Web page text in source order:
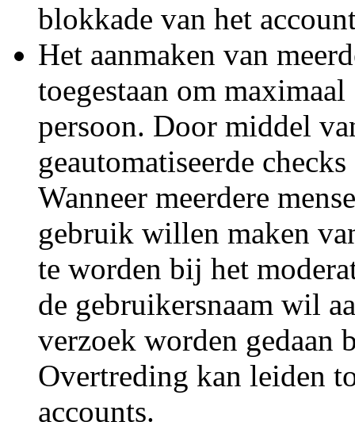
blokkade van het
Het aanmaken van
toegestaan om
persoon. Door middel
geautomatiseerde
Wanneer meerdere
gebruik willen maken
te worden bij het
de gebruikersnaam wil
verzoek worden gedaan
Overtreding kan leiden
accounts.